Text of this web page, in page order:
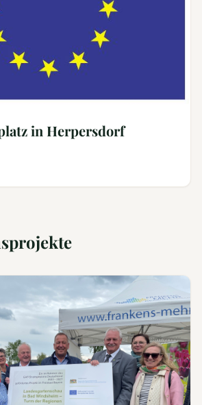
in Herpersdorf